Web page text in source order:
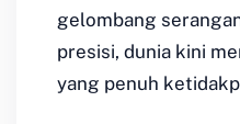
gelombang
presisi, dunia kini
yang penuh